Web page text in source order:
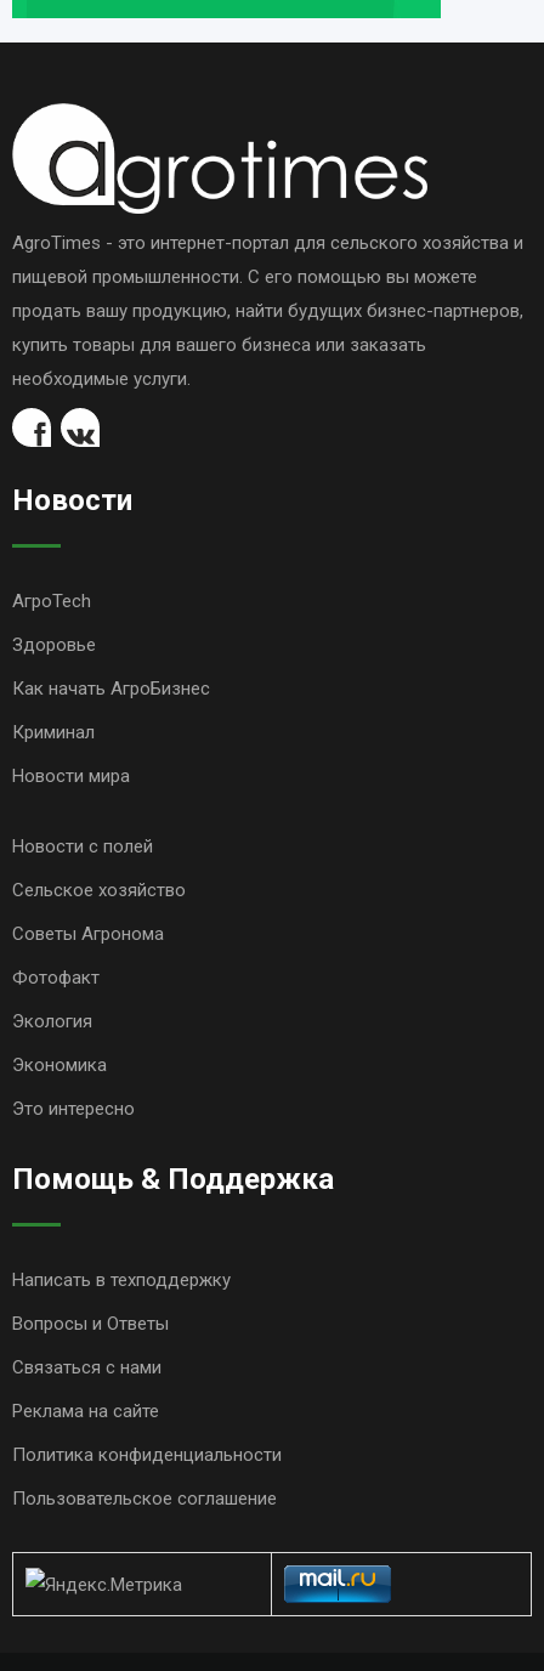
AgroTimes - это интернет-портал для сельского хозяйства и
пищевой промышленности. С его помощью вы можете
продать вашу продукцию, найти будущих бизнес-партнеров,
купить товары для вашего бизнеса или заказать
необходимые услуги.
Новости
АгроTech
Здоровье
Как начать АгроБизнес
Криминал
Новости мира
Новости с полей
Сельское хозяйство
Советы Агронома
Фотофакт
Экология
Экономика
Это интересно
Помощь & Поддержка
Написать в техподдержку
Вопросы и Ответы
Связаться с нами
Реклама на сайте
Политика конфиденциальности
Пользовательское соглашение